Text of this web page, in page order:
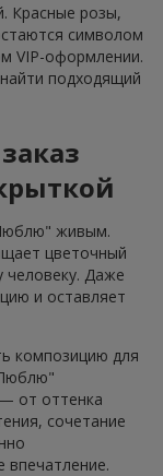
Красные розы,
символом
VIP-оформлении.
подходящий
живым.
цветочный
Даже
и оставляет
композицию для
от оттенка
сочетание